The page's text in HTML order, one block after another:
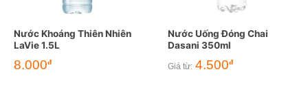
Nước Khoáng Thiên Nhiên
LaVie 1.5L
8.000đ
Nước Uống Đóng Chai
Dasani 350ml
Giá từ: 4.500đ